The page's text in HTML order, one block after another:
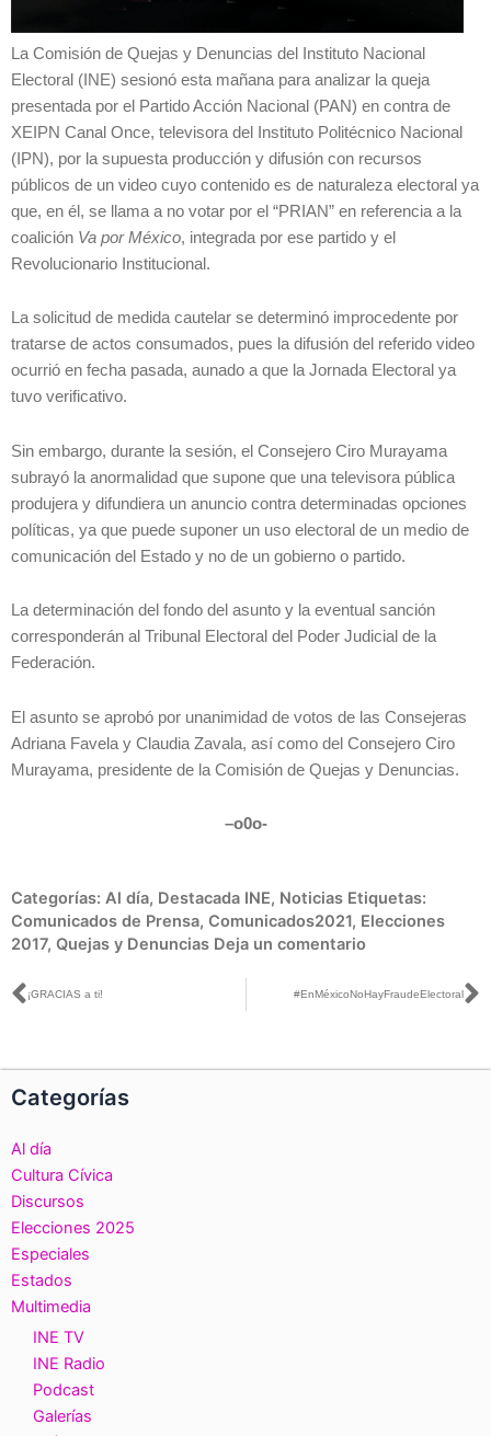
La Comisión de Quejas y Denuncias del Instituto Nacional
Electoral (INE) sesionó esta mañana para analizar la queja
presentada por el Partido Acción Nacional (PAN) en contra de
XEIPN Canal Once, televisora del Instituto Politécnico Nacional
(IPN), por la supuesta producción y difusión con recursos
públicos de un video cuyo contenido es de naturaleza electoral ya
que, en él, se llama a no votar por el “PRIAN” en referencia a la
coalición Va por México, integrada por ese partido y el
Revolucionario Institucional.
La solicitud de medida cautelar se determinó improcedente por
tratarse de actos consumados, pues la difusión del referido video
ocurrió en fecha pasada, aunado a que la Jornada Electoral ya
tuvo verificativo.
Sin embargo, durante la sesión, el Consejero Ciro Murayama
subrayó la anormalidad que supone que una televisora pública
produjera y difundiera un anuncio contra determinadas opciones
políticas, ya que puede suponer un uso electoral de un medio de
comunicación del Estado y no de un gobierno o partido.
La determinación del fondo del asunto y la eventual sanción
corresponderán al Tribunal Electoral del Poder Judicial de la
Federación.
El asunto se aprobó por unanimidad de votos de las Consejeras
Adriana Favela y Claudia Zavala, así como del Consejero Ciro
Murayama, presidente de la Comisión de Quejas y Denuncias.
–o0o-
Categorías: Al día, Destacada INE, Noticias Etiquetas:
Comunicados de Prensa, Comunicados2021, Elecciones
2017, Quejas y Denuncias Deja un comentario
Ant
¡GRACIAS a ti! #EnMéxicoNoHayFraudeElectoral
Categorías
Al día
Cultura Cívica
Discursos
Elecciones 2025
Especiales
Estados
Multimedia
INE TV
INE Radio
Podcast
Galerías